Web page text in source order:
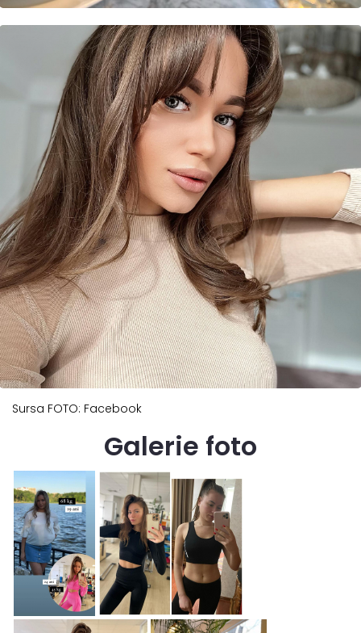
Sursa FOTO: Facebook
Galerie foto